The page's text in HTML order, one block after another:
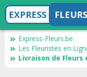
EXPRESS FLEURS
Express-Fleurs.be
Les Fleuristes en
Livraison de Fleurs